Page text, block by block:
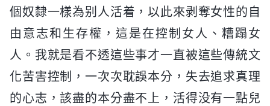
個奴隸一樣為别人活着，以此來剥奪女性的自
由意志和生存權，這是在控制女人、糟蹋女
人。我就是看不透這些事才一直被這些傳統文
化苦害控制，一次次耽誤本分，失去追求真理
的心志，該盡的本分盡不上，活得没有一點兒